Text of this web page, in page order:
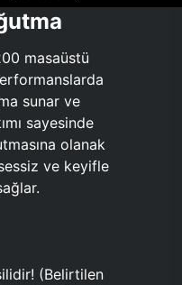
masaüstü
sunar ve
sayesinde
olanak
ve keyifle
(Belirtilen